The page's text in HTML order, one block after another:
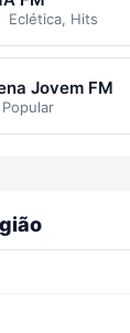
Eclética, Hits
Jovem FM
Popular